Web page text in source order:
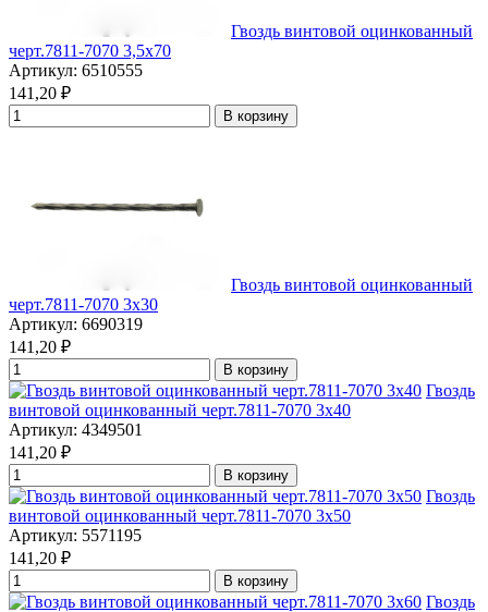
Гвоздь винтовой оцинкованный
черт.7811-7070 3,5x70
Артикул: 6510555
141,20 ₽
В корзину
Гвоздь винтовой оцинкованный
черт.7811-7070 3x30
Артикул: 6690319
141,20 ₽
В корзину
Гвоздь
винтовой оцинкованный черт.7811-7070 3x40
Артикул: 4349501
141,20 ₽
В корзину
Гвоздь
винтовой оцинкованный черт.7811-7070 3x50
Артикул: 5571195
141,20 ₽
В корзину
Гвоздь